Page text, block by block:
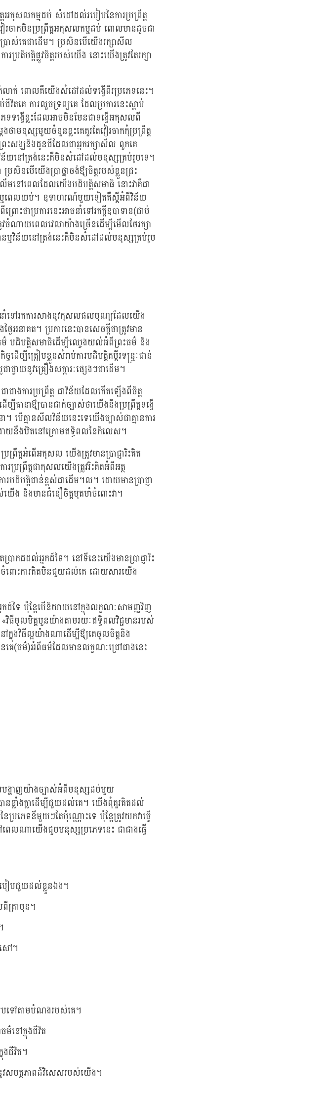
កុសលកម្មដប់ សំដៅដល់របៀបនៃការប្រព្រឹត្ត
រចាកមិនប្រព្រឹត្តអកុសលកម្មដប់ ពោលមានដូចជា
រាស់គេជាដើម។ ប្រសិនបើយើងរក្សាសីល
ប្រតិបត្តិផ្លូវចិត្តរបស់យើង នោះយើងត្រូវតែរក្សា
ក់ ពោលគឺយើងសំដៅដល់ទង្វើពីរប្រភេទនេះ។
គេ ការលួចទ្រព្យគេ ដែលប្រការនេះស្តាប់
វើខ្លះដែលអាចមិនមែនជាទង្វើអកុសលពី
ងថាមនុស្សមួយចំនួនខ្លះគេគួរតែវៀរចាកកុំប្រព្រឹត្ត
សង្ឃនិងដូនជីដែលជាអ្នករក្សាសីល ពួកគេ
ន័យនៅត្រង់នេះគឺមិនសំដៅដល់មនុស្សគ្រប់រូបទេ។
សិនបើយើងប្រាថ្នាចង់ឳ្យចិត្តរបស់ខ្លួនជ្រះ
ៅពេលដែលយើងបដិបត្តិសមាធិ នោះវាគឺជា
ចឬពេលយប់។ ឧទាហរណ៍មួយទៀតគឺស្តីអំពីវិន័យ
ះថាប្រការនេះអាចនាំទៅរកក្តីឧបាទាន(ជាប់
ណាយពេលវេលាយ៉ាងច្រើនដើម្បីមើលថែរក្សា
នឬវិន័យនៅត្រង់នេះគឺមិនសំដៅដល់មនុស្សគ្រប់រូប
ាំទៅរកការសាងនូវកុសលផលបុណ្យដែលយើង
ៃអនាគត។ ប្រការនេះបានសេចក្តីថាត្រូវមាន
ម៌ បដិបត្តិសមាធិដើម្បីឈ្វេងយល់អំពីព្រះធម៌ និង
បីត្រៀមខ្លួនសំរាប់ការបដិបត្តិគម្ពីរទន្រ្ទៈជាន់
វាយនូវគ្រឿងសក្ការៈផ្សេងៗជាដើម។
ងការប្រព្រឹត្ត ជាវិន័យដែលកើតឡើងពីចិត្ត
ធានាឳ្យបានជាក់ច្បាស់ថាយើងនឹងប្រព្រឹត្តទង្វើ
បើគ្មានសីលវិន័យនេះទេយើងច្បាស់ជាគ្មានការ
យនឹងឋិតនៅក្រោមឥទ្ធិពលនៃកិលេស។
រឹត្តអំពើអកុសល យើងត្រូវមានប្រាជ្ញារិះគិត
រព្រឹត្តជាកុសលយើងត្រូវរិះគិតអំពីអត្ថ
របដិបត្តិជាន់ខ្ពស់ជាដើម។ល។ ដោយមានប្រាជ្ញា
ង និងមានជំនឿចិត្តមុតមាំចំពោះវា។
ាកដដល់អ្នកដ៍ទៃ។ នៅទីនេះយើងមានប្រាជ្ញារិះ
ចំពោះការគិតមិនជួយដល់គេ ដោយសារយើង
ដ៍ទៃ ប៉ុន្តែបើនិយាយនៅក្នុងលក្ខណៈសាមញ្ញវិញ
វិធីមូលមិត្តបួនយ៉ាងតាមរយៈឥទ្ធិពលវិជ្ជមានរបស់
នុងវិធីល្អយ៉ាងណាដើម្បីឳ្យគេចូលចិត្តនិង
េ(ធម៌)អំពីធម៌ដែលមានលក្ខណៈជ្រៅជាងនេះ
បង្ហាញយ៉ាងច្បាស់អំពីមនុស្សដប់មួយ
នខ្លាំងក្លាដើម្បីជួយដល់គេ។ យើងពុំគួរគិតដល់
រភេទនីមួយៗតែប៉ុណ្ណោះទេ ប៉ុន្តែត្រូវយកវាធ្វើ
លណាយើងជួបមនុស្សប្រភេទនេះ ជាជាងធ្វើ
បៀបជួយដល់ខ្លួនឯង។
គ្រាមុន។
ៅ។
ទៅតាមបំណងរបស់គេ។
នៅក្នុងជីវិត
ជីវិត។
សមត្ថភាពដ៍វិសេសរបស់យើង។